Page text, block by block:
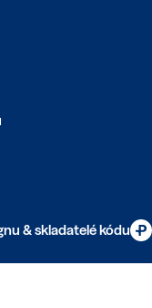
& skladatelé kódu